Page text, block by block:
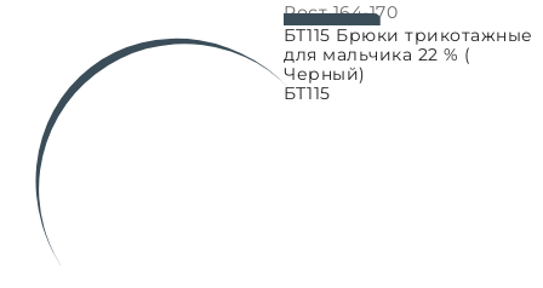
Рост 164-170
ВЫБРАТЬ ПАРАМЕТРЫ
БТ115 Брюки трикотажные
для мальчика 22 % (
Черный)
БТ115